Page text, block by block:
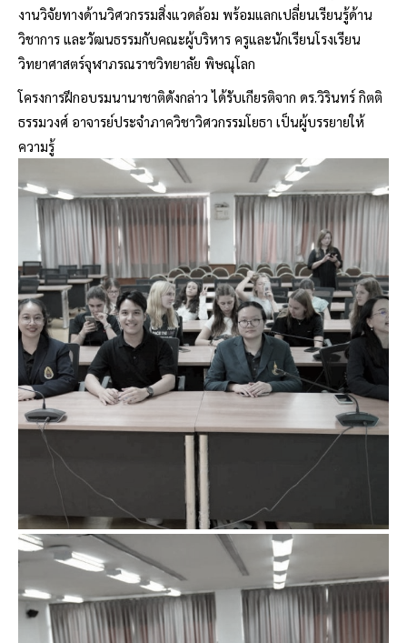
งานวิจัยทางด้านวิศวกรรมสิ่งแวดล้อม พร้อมแลกเปลี่ยนเรียนรู้ด้าน
วิชาการ และวัฒนธรรมกับคณะผู้บริหาร ครูและนักเรียนโรงเรียน
วิทยาศาสตร์จุฬาภรณราชวิทยาลัย พิษณุโลก
โครงการฝึกอบรมนานาชาติดังกล่าว ได้รับเกียรติจาก ดร.วิรินทร์ กิตติ
ธรรมวงศ์ อาจารย์ประจำภาควิชาวิศวกรรมโยธา เป็นผู้บรรยายให้
ความรู้